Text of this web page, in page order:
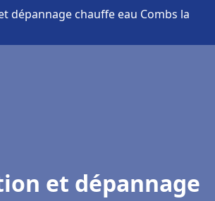
dépannage chauffe eau Combs la
et dépannage